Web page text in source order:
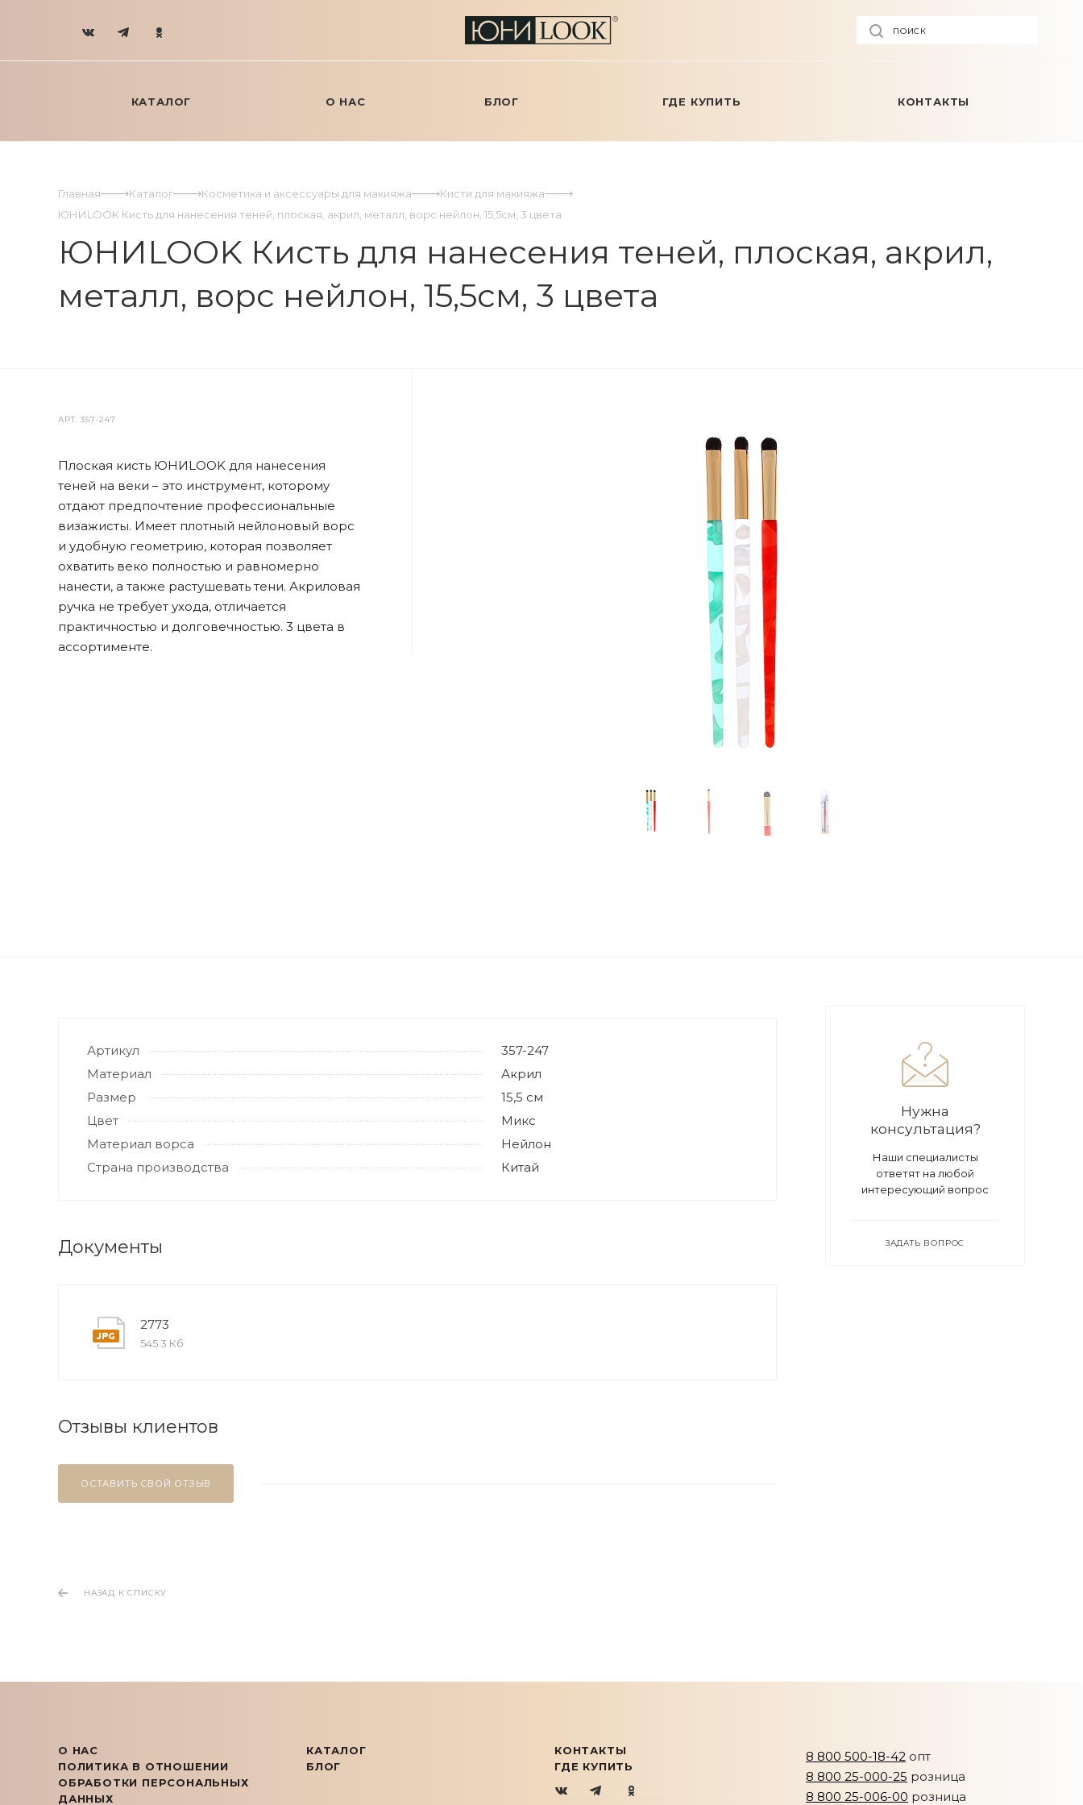
ПОИСК
КАТАЛОГ О НАС БЛОГ ГДЕ КУПИТЬ КОНТАКТЫ
Главная Каталог Косметика и аксессуары для макияжа
Кисти для макияжа
ЮНИLOOK Кисть для нанесения теней, плоская, акрил, металл, ворс нейлон, 15,5см, 3 цвета
ЮНИLOOK Кисть для нанесения теней, плоская, акрил,
металл, ворс нейлон, 15,5см, 3 цвета
АРТ.357-247
Плоская кисть ЮНИLOOK для нанесения
теней на веки – это инструмент, которому
отдают предпочтение профессиональные
визажисты. Имеет плотный нейлоновый ворс
и удобную геометрию, которая позволяет
охватить веко полностью и равномерно
нанести, а также растушевать тени. Акриловая
ручка не требует ухода, отличается
практичностью и долговечностью. 3 цвета в
ассортименте.
Нужна
консультация?
Наши специалисты
ответят на любой
интересующий вопрос
ЗАДАТЬ ВОПРОС
Артикул
357-247
Материал
Акрил
Размер
15,5 см
Цвет
Микс
Материал ворса
Нейлон
Страна производства
Китай
Документы
2773
545.3 Кб
Отзывы клиентов
ОСТАВИТЬ СВОЙ ОТЗЫВ
НАЗАД К СПИСКУ
О НАС
ПОЛИТИКА В ОТНОШЕНИИ
ОБРАБОТКИ ПЕРСОНАЛЬНЫХ
ДАННЫХ
КАТАЛОГ
БЛОГ
КОНТАКТЫ
ГДЕ КУПИТЬ
8 800 500-18-42 опт
8 800 25-000-25 розница
8 800 25-006-00 розница